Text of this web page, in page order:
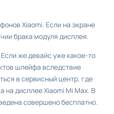
Xiaomi. Если на экране
брака модуля дисплея.
же девайс уже какое-то
шлейфа вследствие
в сервисный центр, где
на дисплее Xiaomi Mi Mах. В
совершено бесплатно.